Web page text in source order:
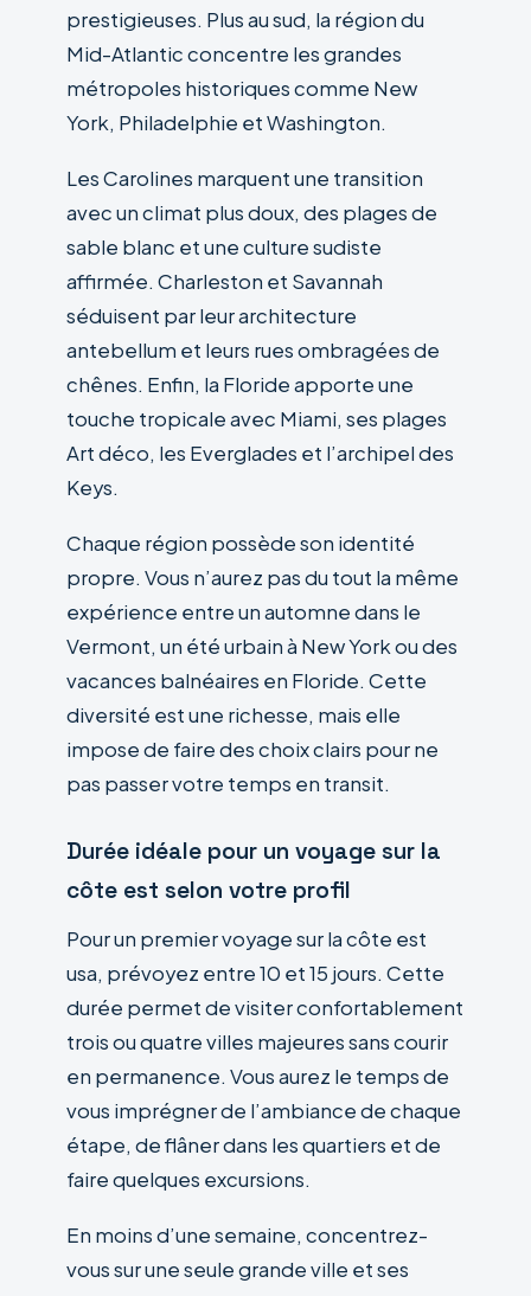
prestigieuses. Plus au sud, la région du
Mid-Atlantic concentre les grandes
métropoles historiques comme New
York, Philadelphie et Washington.
Les Carolines marquent une transition
avec un climat plus doux, des plages de
sable blanc et une culture sudiste
affirmée. Charleston et Savannah
séduisent par leur architecture
antebellum et leurs rues ombragées de
chênes. Enfin, la Floride apporte une
touche tropicale avec Miami, ses plages
Art déco, les Everglades et l’archipel des
Keys.
Chaque région possède son identité
propre. Vous n’aurez pas du tout la même
expérience entre un automne dans le
Vermont, un été urbain à New York ou des
vacances balnéaires en Floride. Cette
diversité est une richesse, mais elle
impose de faire des choix clairs pour ne
pas passer votre temps en transit.
Durée idéale pour un voyage sur la
côte est selon votre profil
Pour un premier voyage sur la côte est
usa, prévoyez entre 10 et 15 jours. Cette
durée permet de visiter confortablement
trois ou quatre villes majeures sans courir
en permanence. Vous aurez le temps de
vous imprégner de l’ambiance de chaque
étape, de flâner dans les quartiers et de
faire quelques excursions.
En moins d’une semaine, concentrez-
vous sur une seule grande ville et ses